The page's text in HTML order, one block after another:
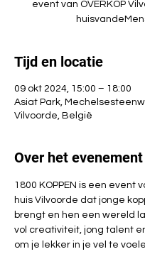
event van OVERKOP
Tijd en locatie
09 okt 2024, 15:00 – 18:00
Asiat Park,
Vilvoorde, België
Over het evenement
1800 KOPPEN is een event
huis Vilvoorde dat jonge
brengt en hen een wereld
vol creativiteit, jong talent
om je lekker in je vel te